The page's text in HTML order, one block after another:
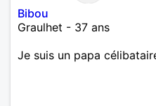
Bibou
Graulhet - 37 ans
Je suis un papa